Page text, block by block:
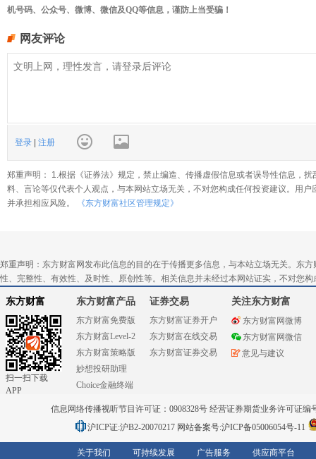
机号码、公众号、微博、微信及QQ等信息，谨防上当受骗！
网友评论
登录 注册
郑重声明： 1.根据《证券法》规定，禁止编造、传播虚假信息或者误导性信息，
料、言论等仅代表个人观点，与本网站立场无关，不对您构成任何投资建议。用
并承担相应风险。
《东方财富社区管理规定》
郑重声明：东方财富网发布此信息的目的在于传播更多信息，与本站立场无关。东
性、完整性、有效性、及时性、原创性等。相关信息并未经过本网站证实，不对您
东方财富
扫一扫下载
APP
东方财富产品
东方财富免费版
东方财富Level-2
东方财富策略版
妙想投研助理
Choice金融终端
证券交易
东方财富证券开户
东方财富在线交易
东方财富证券交易
关注东方财富
东方财富网微博
东方财富网微信
意见与建议
信息网络传播视听节目许可证：0908328号 经营证券期货业务许可证编
沪ICP证:沪B2-20070217 网站备案号:沪ICP备05006054号-11
关于我们 可持续发展 广告服务 供应商平台